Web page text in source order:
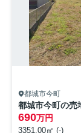
都城市今町
都城市今町の売
690万円
3351.00㎡ (-)